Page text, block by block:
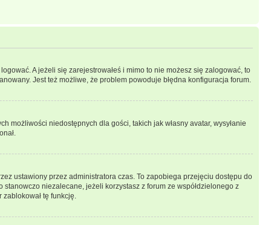
A jeżeli się zarejestrowałeś i mimo to nie możesz się zalogować, to
Jest też możliwe, że problem powoduje błędna konfiguracja forum.
możliwości niedostępnych dla gości, takich jak własny avatar, wysyłanie
ustawiony przez administratora czas. To zapobiega przejęciu dostępu do
niezalecane, jeżeli korzystasz z forum ze współdzielonego z
tę funkcję.